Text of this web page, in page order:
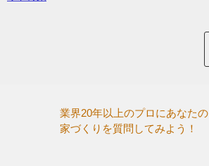
業界20年以上のプロにあなたの
家づくりを質問してみよう！